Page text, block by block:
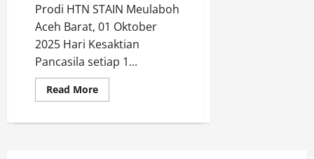
Prodi HTN STAIN Meulaboh
Aceh Barat, 01 Oktober
2025 Hari Kesaktian
Pancasila setiap 1...
Read MoreRead
more
di